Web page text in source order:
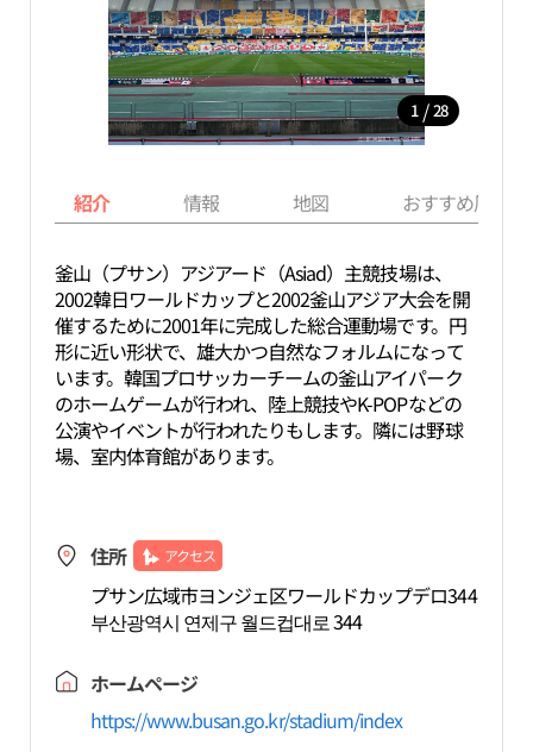
1 / 28
紹介 情報 地図 おすすめ周辺
釜山（プサン）アジアード（Asiad）主競技場は、
2002韓日ワールドカップと2002釜山アジア大会を開
催するために2001年に完成した総合運動場です。円
形に近い形状で、雄大かつ自然なフォルムになって
います。韓国プロサッカーチームの釜山アイパーク
のホームゲームが行われ、陸上競技やK-POPなどの
公演やイベントが行われたりもします。隣には野球
場、室内体育館があります。
住所 アクセス
プサン広域市ヨンジェ区ワールドカップデロ344
부산광역시 연제구 월드컵대로 344
ホームページ
https://www.busan.go.kr/stadium/index